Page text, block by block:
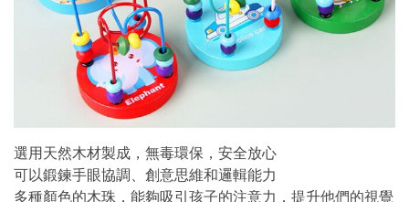
選用天然木材製成，無毒環保，安全放心
可以鍛鍊手眼協調、創意思維和邏輯能力
多種顏色的木珠，能夠吸引孩子的注意力，提升他們的視覺